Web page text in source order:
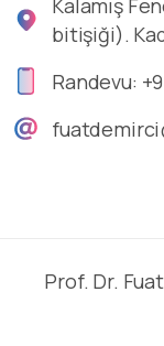
Kalamış
bitişiği).
Randevu:
Prof. Dr.